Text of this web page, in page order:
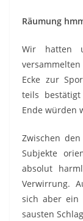
Räumung
Wir hatten
Ecke zur
teils
Ende würden
Zwischen
Subjekte
absolut
Verwirrung.
sich aber ein
sausten